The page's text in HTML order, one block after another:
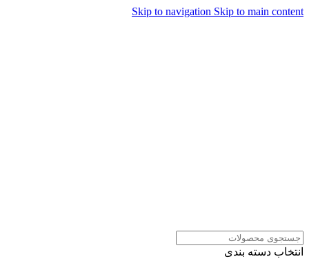
Skip to navigation Skip to main content
انتخاب دسته بندی
همراهان علمینو به علت نوسانات